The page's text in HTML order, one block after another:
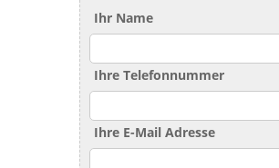
Ihr Name
Ihre Telefonnummer
Ihre E-Mail Adresse